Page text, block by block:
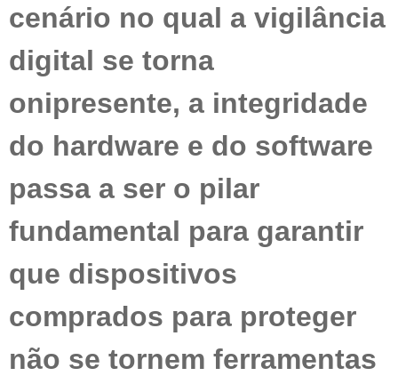
cenário no qual a vigilância
digital se torna
onipresente, a integridade
do hardware e do software
passa a ser o pilar
fundamental para garantir
que dispositivos
comprados para proteger
não se tornem ferramentas